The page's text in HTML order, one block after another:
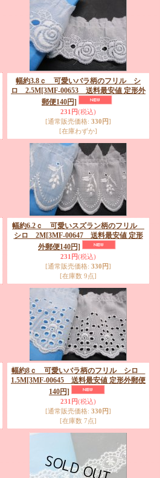
幅約3.8ｃ 可愛いバラ柄のフリル シ
ロ 2.5M[3MF-00653 送料最安値 定形外
郵便140円]
231円(税込)
[通常販売価格: 330円]
[在庫わずか]
幅約6.2ｃ 可愛いスズラン柄のフリル
シロ 2M[3MF-00647 送料最安値 定形
外郵便140円]
231円(税込)
[通常販売価格: 330円]
[在庫数 9点]
幅約8ｃ 可愛いバラ柄のフリル シロ
1.5M[3MF-00645 送料最安値 定形外郵便
140円]
231円(税込)
[通常販売価格: 330円]
[在庫数 7点]